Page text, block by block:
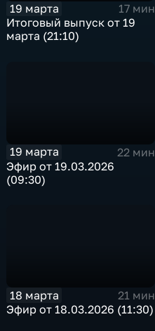
19 марта
17 мин
Итоговый выпуск от 19
марта (21:10)
19 марта
22 мин
Эфир от 19.03.2026
(09:30)
18 марта
21 мин
Эфир от 18.03.2026 (11:30)